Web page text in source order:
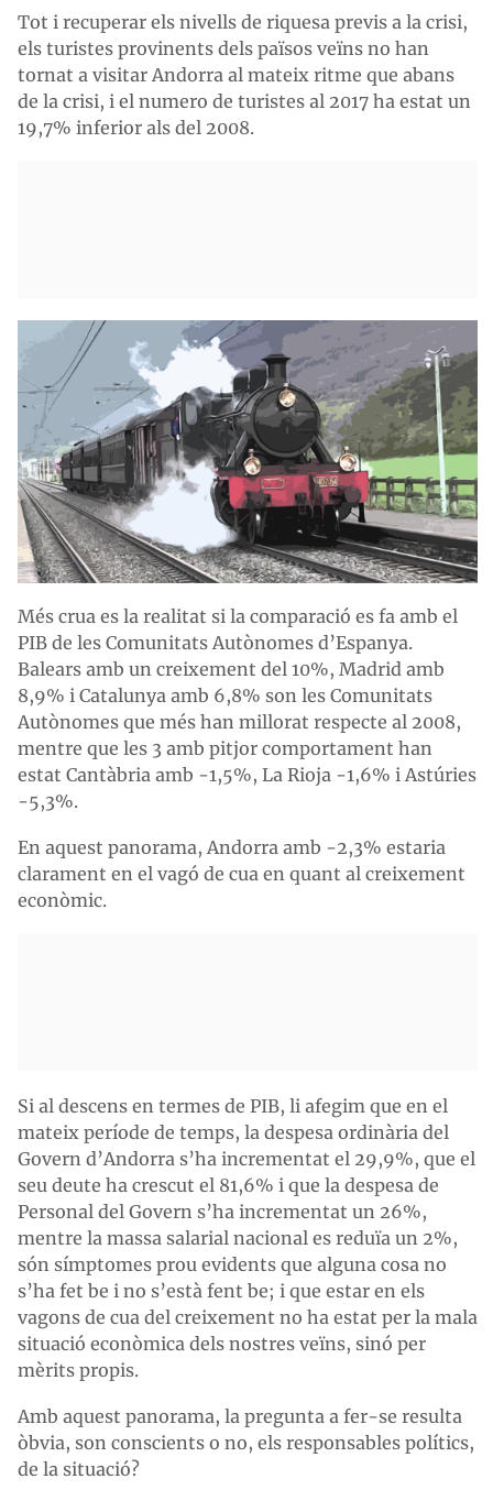
Tot i recuperar els nivells de riquesa previs a la crisi,
els turistes provinents dels països veïns no han
tornat a visitar Andorra al mateix ritme que abans
de la crisi, i el numero de turistes al 2017 ha estat un
19,7% inferior als del 2008.
Més crua es la realitat si la comparació es fa amb el
PIB de les Comunitats Autònomes d’Espanya.
Balears amb un creixement del 10%, Madrid amb
8,9% i Catalunya amb 6,8% son les Comunitats
Autònomes que més han millorat respecte al 2008,
mentre que les 3 amb pitjor comportament han
estat Cantàbria amb -1,5%, La Rioja -1,6% i Astúries
-5,3%.
En aquest panorama, Andorra amb -2,3% estaria
clarament en el vagó de cua en quant al creixement
econòmic.
Si al descens en termes de PIB, li afegim que en el
mateix període de temps, la despesa ordinària del
Govern d’Andorra s’ha incrementat el 29,9%, que el
seu deute ha crescut el 81,6% i que la despesa de
Personal del Govern s’ha incrementat un 26%,
mentre la massa salarial nacional es reduïa un 2%,
són símptomes prou evidents que alguna cosa no
s’ha fet be i no s’està fent be; i que estar en els
vagons de cua del creixement no ha estat per la mala
situació econòmica dels nostres veïns, sinó per
mèrits propis.
Amb aquest panorama, la pregunta a fer-se resulta
òbvia, son conscients o no, els responsables polítics,
de la situació?